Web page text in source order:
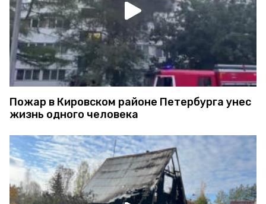
Пожар в Кировском районе Петербурга унес
жизнь одного человека